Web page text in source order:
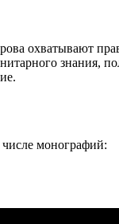
охватывают
знания,
числе монографий: